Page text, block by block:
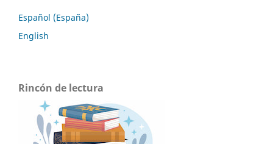
Español (España)
English
Rincón de lectura